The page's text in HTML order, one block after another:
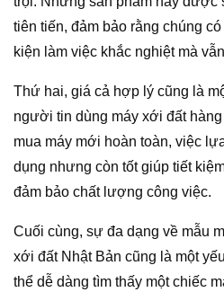
tiên tiến, đảm bảo rằng chúng
kiện làm việc khắc nghiệt mà
Thứ hai, giá cả hợp lý cũng là
người tin dùng máy xới đất
mua máy mới hoàn toàn, việc
dụng nhưng còn tốt giúp tiết
đảm bảo chất lượng công việc.
Cuối cùng, sự đa dạng về mẫu
xới đất Nhật Bản cũng là một
thể dễ dàng tìm thấy một chiếc